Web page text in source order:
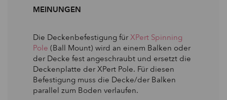
MEINUNGEN
Die Deckenbefestigung fürXPert Spinning
Pole (Ball Mount) wird an einem Balken oder
der Decke fest angeschraubt und ersetzt die
Deckenplatte der XPert Pole. Für diesen
Befestigung muss die Decke/der Balken
parallel zum Boden verlaufen.